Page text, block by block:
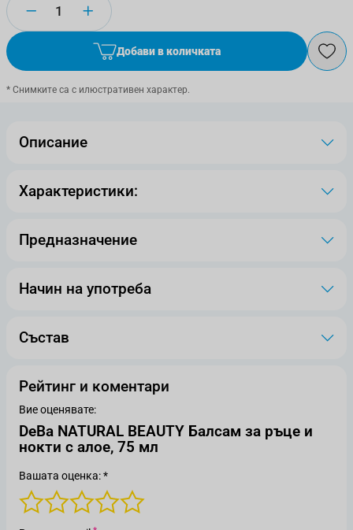
Количество
Добави в количката
* Снимките са с илюстративен характер.
Описание
Характеристики:
Предназначение
Начин на употреба
Състав
Рейтинг и коментари
Вие оценявате:
DeBa NATURAL BEAUTY Балсам за ръце и
нокти с алое, 75 мл
Вашата оценка: *